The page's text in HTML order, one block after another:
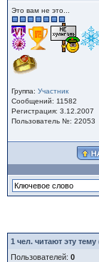
Это вам не это...
Группа: Участник
Сообщений: 11582
Регистрация: 3.12.2007
Пользователь №: 22053
1 чел. читают эту
Пользователей: 0